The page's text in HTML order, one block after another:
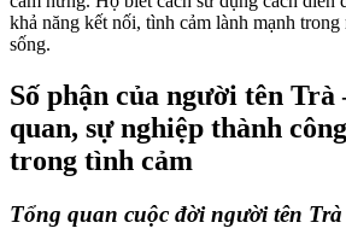
khả năng kết nối, tình cảm lành mạnh
sống.
Số phận của người tên Trà
quan, sự nghiệp thành
trong tình cảm
Tổng quan cuộc đời người tên Trà